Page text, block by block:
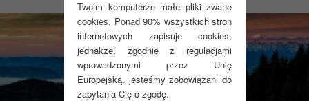
Twoim komputerze małe pliki zwane
cookies. Ponad 90% wszystkich stron
internetowych zapisuje cookies,
jednakże, zgodnie z regulacjami
wprowadzonymi przez Unię
Europejską, jesteśmy zobowiązani do
zapytania Cię o zgodę.